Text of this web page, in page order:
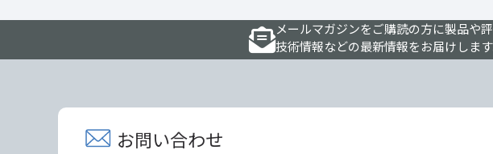
メールマガジンをご購読の方に製品や評
技術情報などの最新情報をお届けします
お問い合わせ